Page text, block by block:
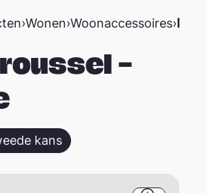
›Wonen›Woonaccessoires›
–
kans